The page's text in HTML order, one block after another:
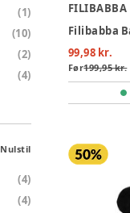
(1)
(10)
(2)
(4)
Nulstil
(4)
(4)
FILIBABBA
99,98 kr.
Før199,95 kr.